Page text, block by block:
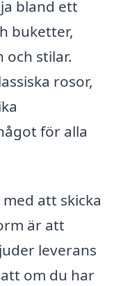
bland ett
buketter,
och stilar.
rosor,
för alla
att skicka
är att
leverans
om du har